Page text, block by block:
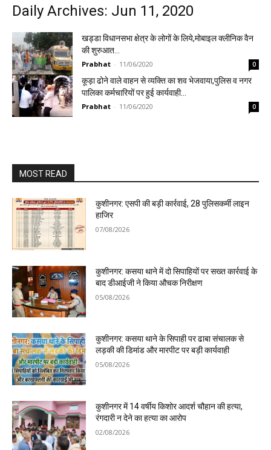
Daily Archives: Jun 11, 2020
खड्डा विधानसभा क्षेत्र के लोगों के लिये,मोबाइल क्लीनिक वैन
की शुरुआत…
Prabhat - 11/06/2020 0
कूड़ा ढोने वाले वाहन से व्यक्ति का शव भेजवाया,पुलिस व नगर
पालिका कर्मचारियों पर हुई कार्यवाही…
Prabhat - 11/06/2020 0
MOST READ
कुशीनगर: एसपी की बड़ी कार्रवाई, 28 पुलिसकर्मी लाइन
हाजिर
07/08/2026
कुशीनगर: कसया थाने में दो सिपाहियों पर सख्त कार्रवाई के
बाद डीआईजी ने किया औचक निरीक्षण
05/08/2026
कुशीनगर: कसया थाने के सिपाही पर ढाबा संचालक से
लड़की की डिमांड और मारपीट पर बड़ी कार्यवाही
05/08/2026
कुशीनगर में 14 वर्षीय किशोर आदर्श चौहान की हत्या,
रंगदारी न देने का हत्या का आरोप
02/08/2026